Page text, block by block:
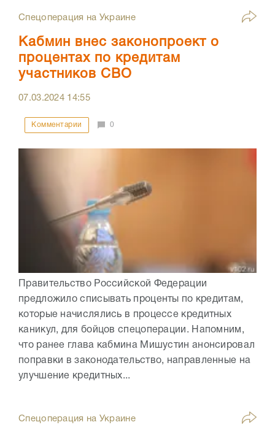
Спецоперация на Украине
Кабмин внес законопроект о
процентах по кредитам
участников СВО
07.03.2024 14:55
Комментарии 0
Правительство Российской Федерации
предложило списывать проценты по кредитам,
которые начислялись в процессе кредитных
каникул, для бойцов спецоперации. Напомним,
что ранее глава кабмина Мишустин анонсировал
поправки в законодательство, направленные на
улучшение кредитных...
Спецоперация на Украине